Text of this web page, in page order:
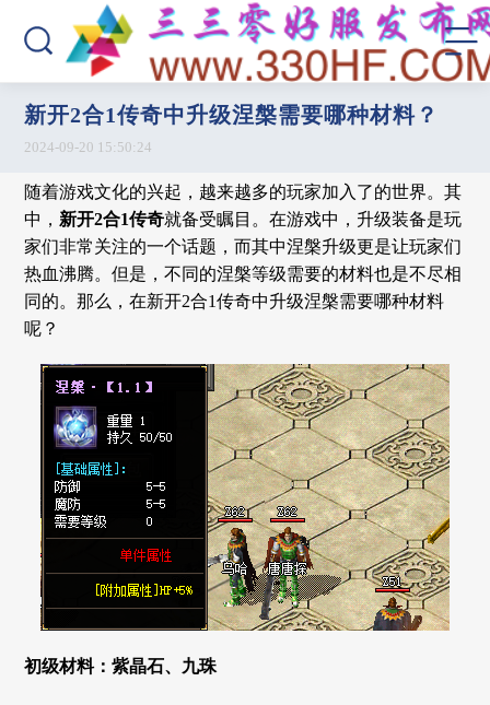
新开2合1传奇中升级涅槃需要哪种材料？
2024-09-20 15:50:24
随着游戏文化的兴起，越来越多的玩家加入了的世界。其
中， 新开2合1传奇就备受瞩目。在游戏中，升级装备是玩
家们非常关注的一个话题，而其中涅槃升级更是让玩家们
热血沸腾。但是，不同的涅槃等级需要的材料也是不尽相
同的。那么，在新开2合1传奇中升级涅槃需要哪种材料
呢？
初级材料：紫晶石、九珠